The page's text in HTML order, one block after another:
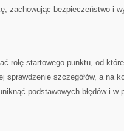
zachowując bezpieczeństwo i
rolę startowego punktu, od
sprawdzenie szczegółów, a na
podstawowych błędów i w